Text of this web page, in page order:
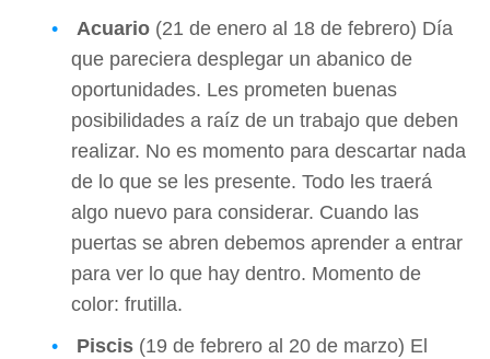
Acuario (21 de enero al 18 de febrero) Día
que pareciera desplegar un abanico de
oportunidades. Les prometen buenas
posibilidades a raíz de un trabajo que deben
realizar. No es momento para descartar nada
de lo que se les presente. Todo les traerá
algo nuevo para considerar. Cuando las
puertas se abren debemos aprender a entrar
para ver lo que hay dentro. Momento de
color: frutilla.
Piscis (19 de febrero al 20 de marzo) El